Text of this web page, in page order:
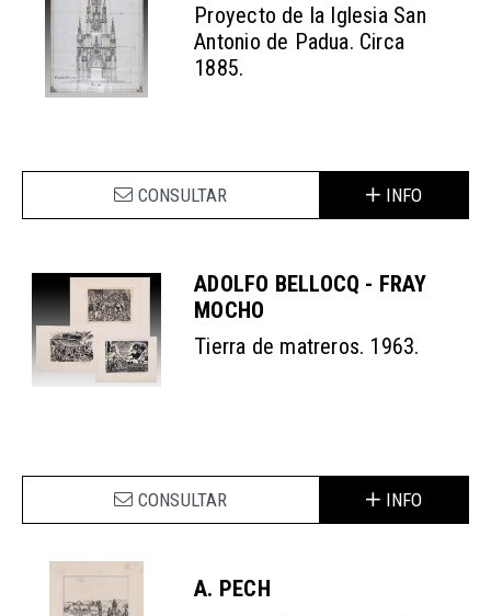
Proyecto de la Iglesia San
Antonio de Padua. Circa
1885.
CONSULTAR INFO
ADOLFO BELLOCQ - FRAY
MOCHO
Tierra de matreros. 1963.
CONSULTAR INFO
A. PECH